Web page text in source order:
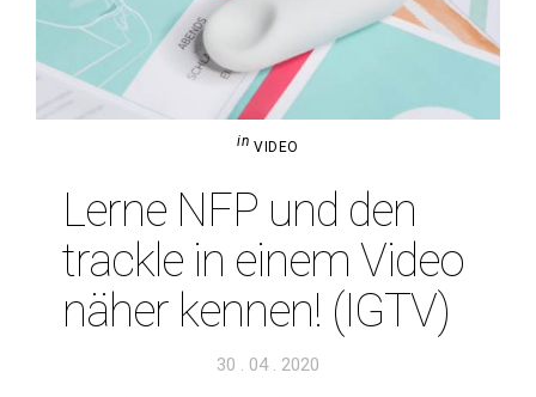
in VIDEO
Lerne NFP und den
trackle in einem Video
näher kennen! (IGTV)
Veröffentlicht
30 . 04 . 2020